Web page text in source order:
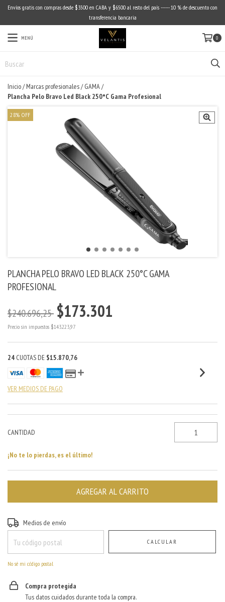
Envíos gratis con compras desde $3500 en CABA y $6500 al resto del país ------ 10 % de descuento con
transferencia bancaria
MENÚ 0
Inicio/ Marcas profesionales/ GAMA/
Plancha Pelo Bravo Led Black 250°C Gama Profesional
28% OFF
PLANCHA PELO BRAVO LED BLACK 250°C GAMA
PROFESIONAL
$240.696,25 $173.301
Precio sin impuestos $143.223,97
24 CUOTAS DE $15.870,76
VER MEDIOS DE PAGO
CANTIDAD
¡No te lo pierdas, es el último!
Entregas para el CP:
Medios de envío
CALCULAR
No sé mi código postal
Compra protegida
Tus datos cuidados durante toda la compra.